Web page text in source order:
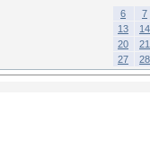
6
7
13
14
20
21
27
28